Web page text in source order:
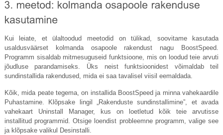
Kui leiate, et ülaltoodud meetodid on tülikad, soovitame kasutada
usaldusväärset kolmanda osapoole rakendust nagu BoostSpeed.
Programm sisaldab mitmesuguseid funktsioone, mis on loodud teie arvuti
jõudluse parandamiseks. Üks neist funktsioonidest võimaldab teil
sundinstallida rakendused, mida ei saa tavalisel viisil eemaldada.
Kõik, mida peate tegema, on installida BoostSpeed ​​ja minna vahekaardile
Puhastamine. Klõpsake lingil „Rakenduste sundinstallimine”, et avada
vahekaart Uninstall Manager, kus on loetletud kõik teie arvutisse
installitud programmid. Otsige loendist probleemne programm, valige see
ja klõpsake valikul Desinstalli.